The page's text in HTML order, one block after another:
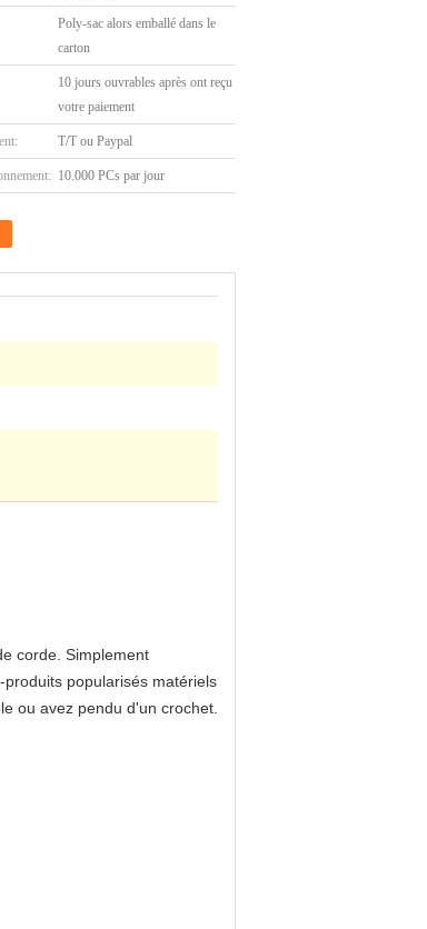
Poly-sac alors emballé dans le
carton
10 jours ouvrables après ont reçu
votre paiement
T/T ou Paypal
10.000 PCs par jour
corde. Simplement
popularisés matériels
ou avez pendu d'un crochet.